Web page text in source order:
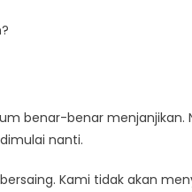
benar-benar menjanjikan.
nanti.
Kami tidak akan